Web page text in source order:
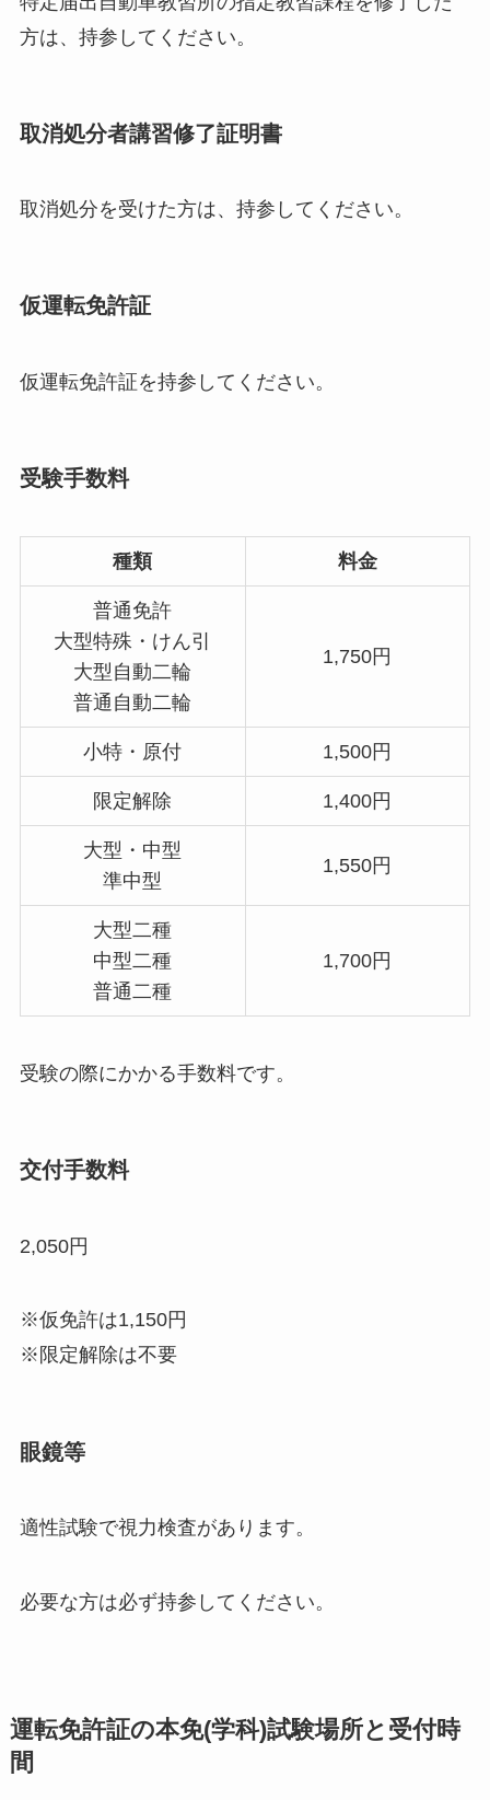
方は、持参してください。
取消処分者講習修了証明書
取消処分を受けた方は、持参してください。
仮運転免許証
仮運転免許証を持参してください。
受験手数料
種類 料金
普通免許
大型特殊・けん引
大型自動二輪
普通自動二輪
1,750円
小特・原付 1,500円
限定解除 1,400円
大型・中型
準中型
1,550円
大型二種
中型二種
普通二種
1,700円
受験の際にかかる手数料です。
交付手数料
2,050円
※仮免許は1,150円
※限定解除は不要
眼鏡等
適性試験で視力検査があります。
必要な方は必ず持参してください。
運転免許証の本免(学科)試験場所と受付時
間